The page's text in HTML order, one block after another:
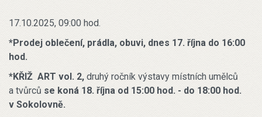
17.10.2025, 09:00 hod.
*Prodej oblečení, prádla, obuvi, dnes 17. října do 16:00
hod.
*KŘIŽ ART vol. 2, druhý ročník výstavy místních umělců
a tvůrců se koná 18. října od 15:00 hod. - do 18:00 hod.
v Sokolovně.